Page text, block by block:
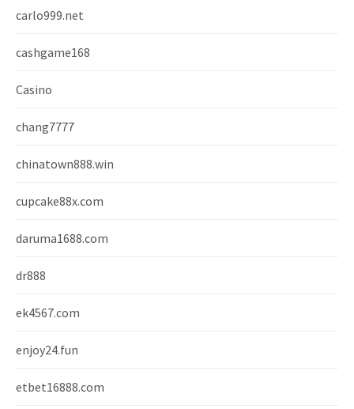
carlo999.net
cashgame168
Casino
chang7777
chinatown888.win
cupcake88x.com
daruma1688.com
dr888
ek4567.com
enjoy24.fun
etbet16888.com